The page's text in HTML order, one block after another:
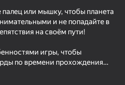
52
48
захватывающий геймплей и
которое окунёт
соревнуйтесь с друзьями и
лучшими!
или мышку, чтобы планета
и не попадайте в
на своём пути!
игры, чтобы
по времени прохождения